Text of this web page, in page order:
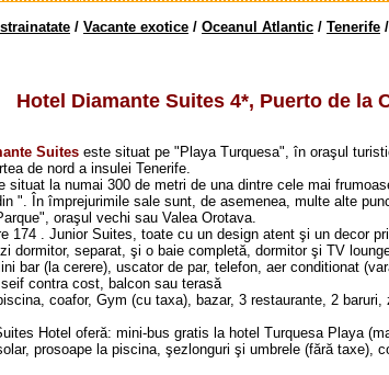
/ Vacante exotice / Oceanul Atlantic / Tenerife /
Hotel Diamante Suites 4*, Puerto de la
Suites este situat pe "Playa Turquesa", în oraşul
de nord a insulei Tenerife.
situat la numai 300 de metri de una dintre cele mai
". În împrejurimile sale sunt, de asemenea, multe alte
oraşul vechi sau Valea Orotava.
174 . Junior Suites, toate cu un design atent şi un decor
dormitor, separat, şi o baie completă, dormitor şi TV
bar (la cerere), uscator de par, telefon, aer conditionat
contra cost, balcon sau terasă
coafor, Gym (cu taxa), bazar, 3 restaurante, 2 baruri,
Hotel oferă: mini-bus gratis la hotel Turquesa Playa
prosoape la piscina, şezlonguri şi umbrele (fără taxe),